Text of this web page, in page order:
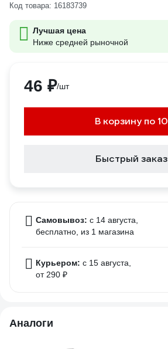
Код товара: 16183739
Лучшая цена
Ниже средней рыночной
46 ₽/шт
В корзину по 10
Быстрый заказ
Самовывоз: c 14 августа,
бесплатно , из 1 магазина
Курьером: c 15 августа,
от 290 ₽
Аналоги